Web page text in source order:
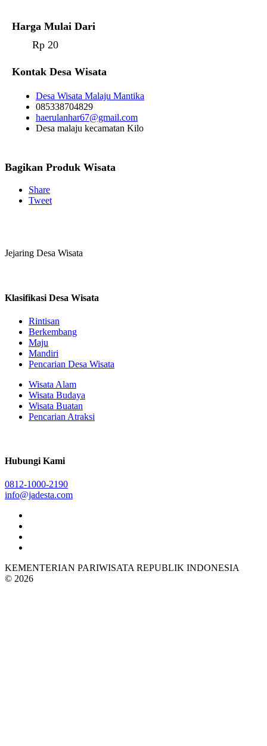
Harga Mulai Dari
Rp 20
Kontak Desa Wisata
Desa Wisata Malaju Mantika
085338704829
haerulanhar67@gmail.com
Desa malaju kecamatan Kilo
Bagikan Produk Wisata
Share
Tweet
Jejaring Desa Wisata
Klasifikasi Desa Wisata
Rintisan
Berkembang
Maju
Mandiri
Pencarian Desa Wisata
Wisata Alam
Wisata Budaya
Wisata Buatan
Pencarian Atraksi
Hubungi Kami
0812-1000-2190
info@jadesta.com
KEMENTERIAN PARIWISATA REPUBLIK INDONESIA
© 2026